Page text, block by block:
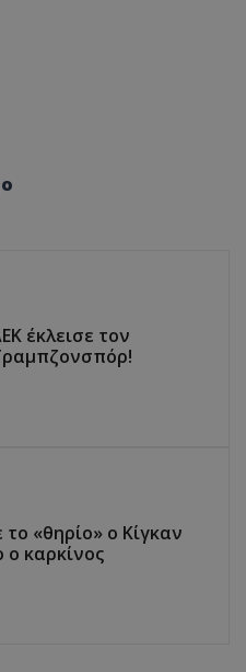
έκλεισε τον
«θηρίο» ο Κίγκαν
ο καρκίνος